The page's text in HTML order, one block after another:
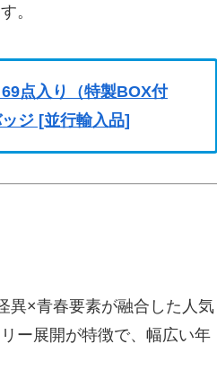
。
点入り（特製BOX付
ジ [並行輸入品]
異×青春要素が融合した人気
ー展開が特徴で、幅広い年